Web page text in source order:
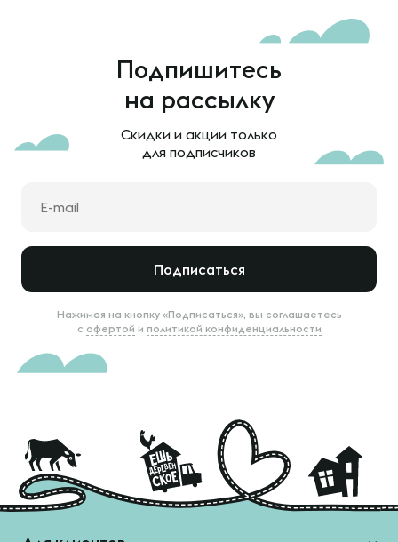
Подпишитесь
на рассылку
Скидки и акции только
для подписчиков
Подписаться
Нажимая на кнопку «Подписаться», вы соглашаетесь
с офертой и политикой конфиденциальности